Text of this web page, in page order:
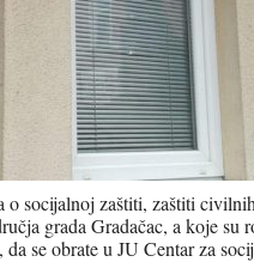
socijalnoj zaštiti, zaštiti
grada Gradačac, a koje su
se obrate u JU Centar za